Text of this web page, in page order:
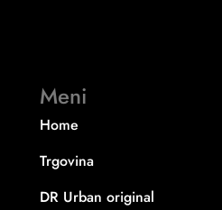
Meni
Home
Trgovina
DR Urban original